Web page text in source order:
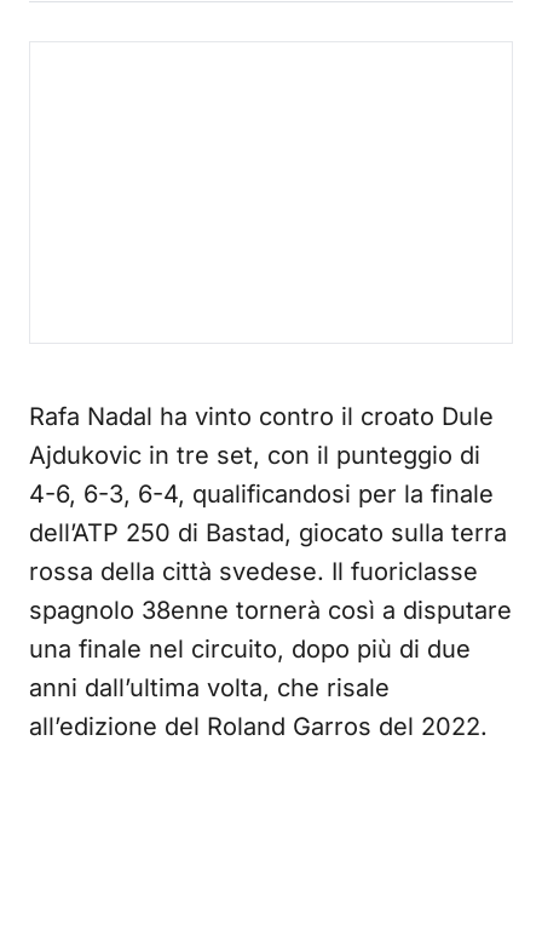
Rafa Nadal ha vinto contro il croato Dule
Ajdukovic in tre set, con il punteggio di
4-6, 6-3, 6-4, qualificandosi per la finale
dell’ATP 250 di Bastad, giocato sulla terra
rossa della città svedese. Il fuoriclasse
spagnolo 38enne tornerà così a disputare
una finale nel circuito, dopo più di due
anni dall’ultima volta, che risale
all’edizione del Roland Garros del 2022.